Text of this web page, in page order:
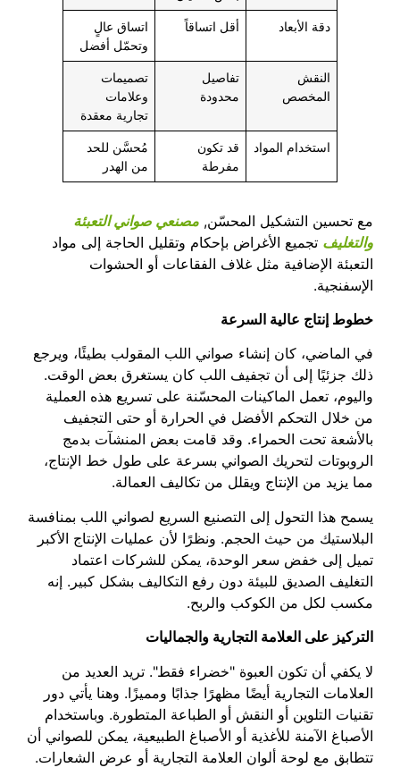
دقة الأبعاد أقل اتساقاً
اتساق عالٍ
وتحمّل أفضل
النقش
المخصص
تفاصيل
محدودة
تصميمات
وعلامات
تجارية معقدة
استخدام المواد
قد تكون
مفرطة
مُحسَّن للحد
من الهدر
مع تحسين التشكيل المحسّن, مصنعي صواني التعبئة
والتغليف تجميع الأغراض بإحكام وتقليل الحاجة إلى مواد
التعبئة الإضافية مثل غلاف الفقاعات أو الحشوات
الإسفنجية.
خطوط إنتاج عالية السرعة
في الماضي، كان إنشاء صواني اللب المقولب بطيئًا، ويرجع
ذلك جزئيًا إلى أن تجفيف اللب كان يستغرق بعض الوقت.
واليوم، تعمل الماكينات المحسّنة على تسريع هذه العملية
من خلال التحكم الأفضل في الحرارة أو حتى التجفيف
بالأشعة تحت الحمراء. وقد قامت بعض المنشآت بدمج
الروبوتات لتحريك الصواني بسرعة على طول خط الإنتاج،
مما يزيد من الإنتاج ويقلل من تكاليف العمالة.
يسمح هذا التحول إلى التصنيع السريع لصواني اللب بمنافسة
البلاستيك من حيث الحجم. ونظرًا لأن عمليات الإنتاج الأكبر
تميل إلى خفض سعر الوحدة، يمكن للشركات اعتماد
التغليف الصديق للبيئة دون رفع التكاليف بشكل كبير. إنه
مكسب لكل من الكوكب والربح.
التركيز على العلامة التجارية والجماليات
لا يكفي أن تكون العبوة "خضراء فقط". تريد العديد من
العلامات التجارية أيضًا مظهرًا جذابًا ومميزًا. وهنا يأتي دور
تقنيات التلوين أو النقش أو الطباعة المتطورة. وباستخدام
الأصباغ الآمنة للأغذية أو الأصباغ الطبيعية، يمكن للصواني أن
تتطابق مع لوحة ألوان العلامة التجارية أو عرض الشعارات.